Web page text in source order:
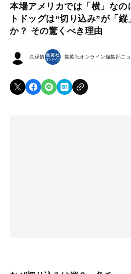
本場アメリカでは「横」な
トドッグは“切り込み”が「
か？ その驚くべき理由
久保慎 集英社オンライン編集部ニ